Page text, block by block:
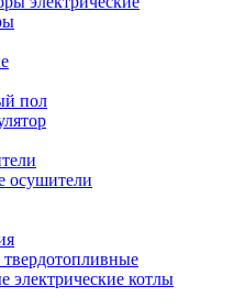
пол
электрические котлы